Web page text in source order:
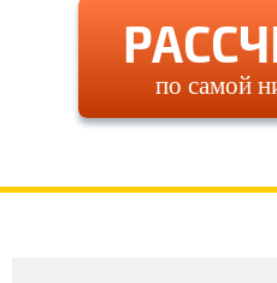
по самой